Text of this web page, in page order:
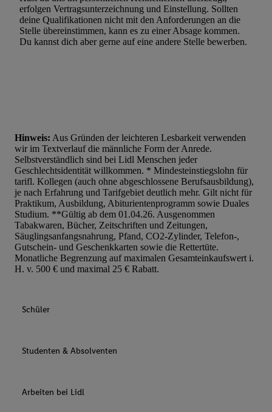
erfolgen Vertragsunterzeichnung und Einstellung. Sollten
deine Qualifikationen nicht mit den Anforderungen an die
Stelle übereinstimmen, kann es zu einer Absage kommen.
Du kannst dich aber gerne auf eine andere Stelle bewerben.
Hinweis: Aus Gründen der leichteren Lesbarkeit verwenden
wir im Textverlauf die männliche Form der Anrede.
Selbstverständlich sind bei Lidl Menschen jeder
Geschlechtsidentität willkommen. * Mindesteinstiegslohn für
tarifl. Kollegen (auch ohne abgeschlossene Berufsausbildung),
je nach Erfahrung und Tarifgebiet deutlich mehr. Gilt nicht für
Praktikum, Ausbildung, Abiturientenprogramm sowie Duales
Studium. **Gültig ab dem 01.04.26. Ausgenommen
Tabakwaren, Bücher, Zeitschriften und Zeitungen,
Säuglingsanfangsnahrung, Pfand, CO2-Zylinder, Telefon-,
Gutschein- und Geschenkkarten sowie die Rettertüte.
Monatliche Begrenzung auf maximalen Gesamteinkaufswert i.
H. v. 500 € und maximal 25 € Rabatt.
Schüler
Studenten & Absolventen
Arbeiten bei Lidl
Werbung. Speichern von oder Zugriff auf Informationen auf
Entwicklung und Verbesserung der Angebote. Analyse von
Statistiken oder Kombinationen von Daten aus verschiedenen